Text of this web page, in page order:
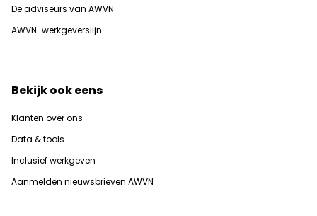
De adviseurs van AWVN
AWVN-werkgeverslijn
Bekijk ook eens
Klanten over ons
Data & tools
Inclusief werkgeven
Aanmelden nieuwsbrieven AWVN